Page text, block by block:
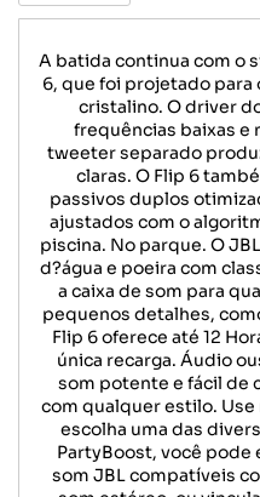
A batida continua com o
6, que foi projetado
cristalino. O driver
frequências baixas e
tweeter separado
claras. O Flip 6
passivos duplos
ajustados com o
piscina. No parque. O
d?água e poeira com
a caixa de som para
pequenos detalhes,
Flip 6 oferece até 12
única recarga. Áudio
som potente e fácil de
com qualquer estilo. Use
escolha uma das
PartyBoost, você pode
som JBL compatíveis